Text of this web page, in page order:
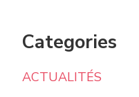
Categories
ACTUALITÉS